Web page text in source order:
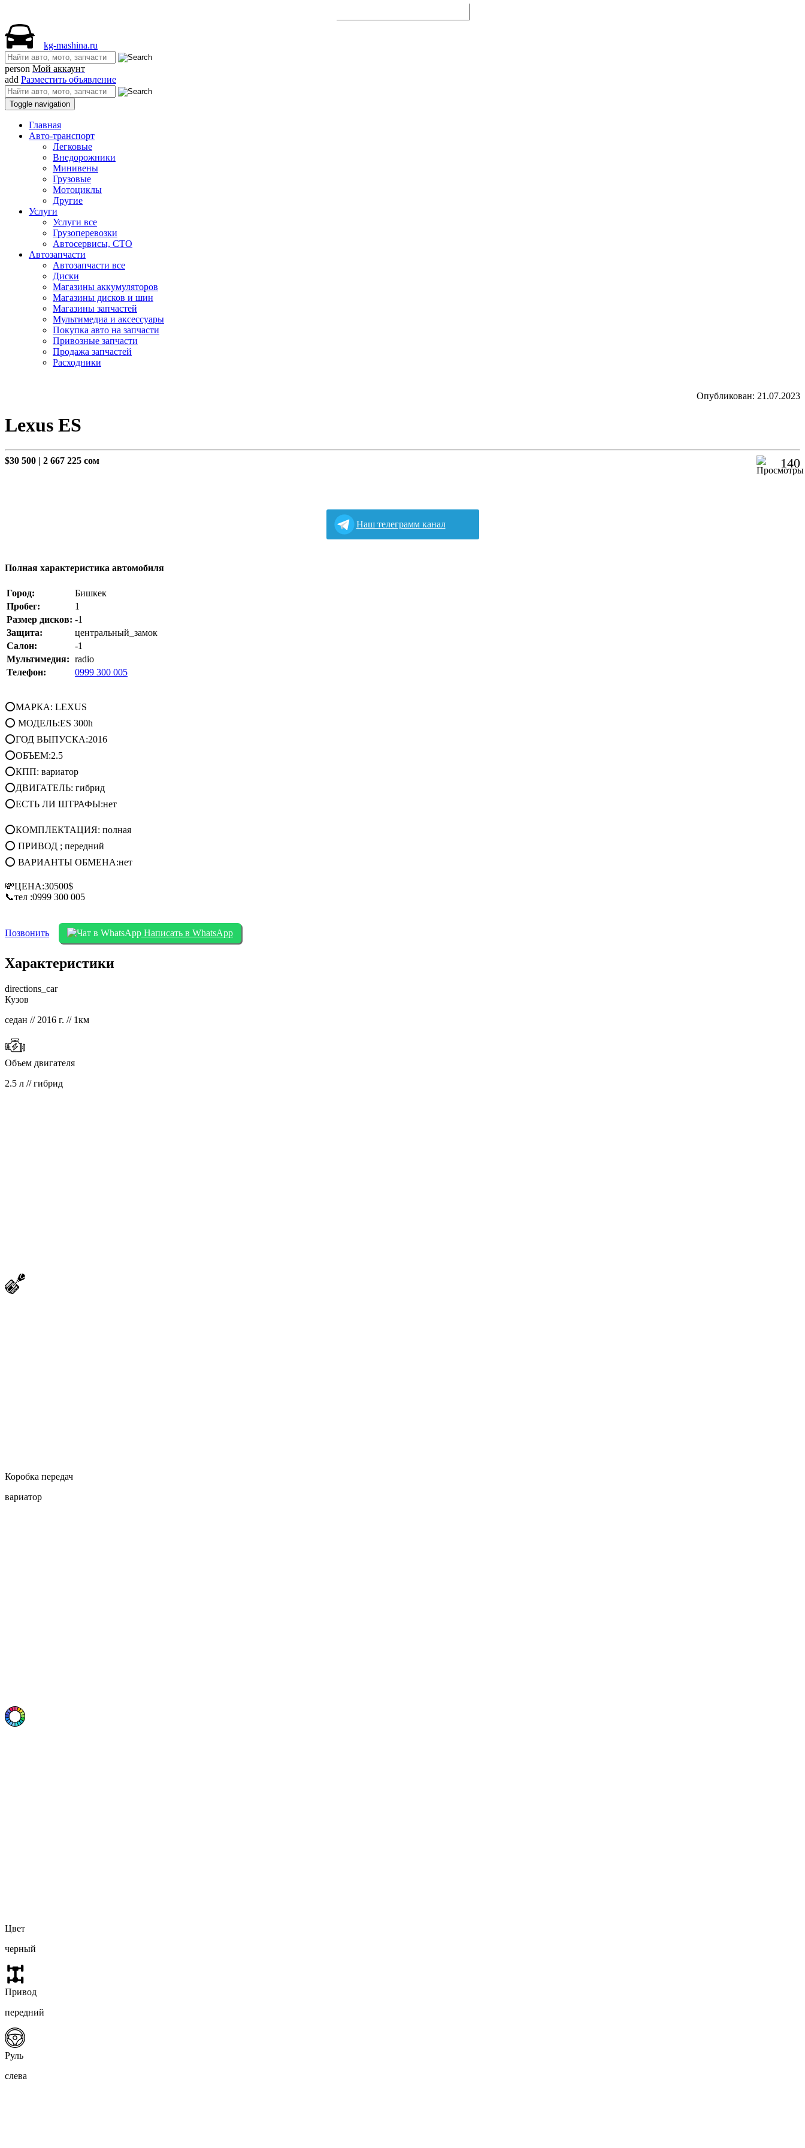
kg-mashina.ru
person Мой аккаунт
add Разместить объявление
Toggle navigation
Главная
Авто-транспорт
Легковые
Внедорожники
Минивены
Грузовые
Мотоциклы
Другие
Услуги
Услуги все
Грузоперевозки
Автосервисы, СТО
Автозапчасти
Автозапчасти все
Диски
Магазины аккумуляторов
Магазины дисков и шин
Магазины запчастей
Мультимедиа и аксессуары
Покупка авто на запчасти
Привозные запчасти
Продажа запчастей
Расходники
Опубликован: 21.07.2023
Lexus ES
$30 500 | 2 667 225 сом 140
Наш телеграмм канал
Полная характеристика автомобиля
Город:
Бишкек
Пробег:
1
Размер дисков: -1
Защита:
центральный_замок
Салон:
-1
Мультимедия: radio
Телефон:
0999 300 005
⭕МАРКА: LEXUS
⭕ МОДЕЛЬ:ES 300h
⭕ГОД ВЫПУСКА:2016
⭕ОБЪЕМ:2.5
⭕КПП: вариатор
⭕ДВИГАТЕЛЬ: гибрид
⭕ЕСТЬ ЛИ ШТРАФЫ:нет
⭕КОМПЛЕКТАЦИЯ: полная
⭕ ПРИВОД ; передний
⭕ ВАРИАНТЫ ОБМЕНА:нет
💸ЦЕНА:30500$
📞тел :0999 300 005
Позвонить Написать в WhatsApp
Характеристики
directions_car
Кузов
седан // 2016 г. // 1км
Объем двигателя
2.5 л // гибрид
Коробка передач
вариатор
Цвет
черный
Привод
передний
Руль
слева